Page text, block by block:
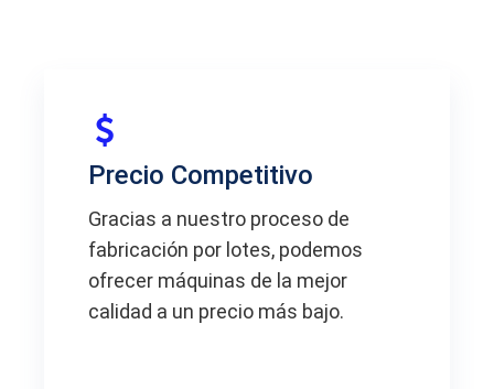
Precio Competitivo
Gracias a nuestro proceso de
fabricación por lotes, podemos
ofrecer máquinas de la mejor
calidad a un precio más bajo.